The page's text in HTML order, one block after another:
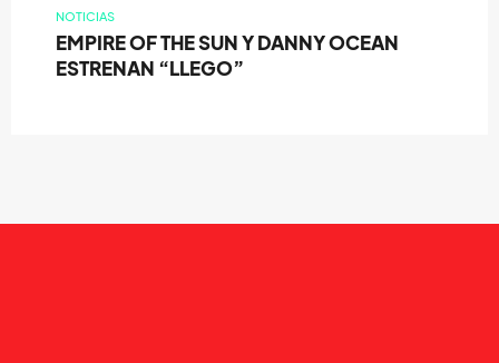
NOTICIAS
EMPIRE OF THE SUN Y DANNY OCEAN
ESTRENAN “LLEGO”